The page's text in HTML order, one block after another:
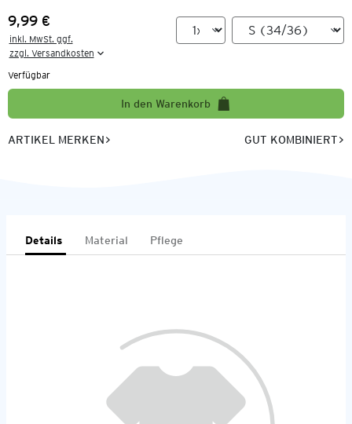
Preis:
9,99 €
inkl. MwSt. ggf.
zzgl. Versandkosten
Verfügbar
In den Warenkorb
ARTIKEL MERKEN GUT KOMBINIERT
Details Material Pflege